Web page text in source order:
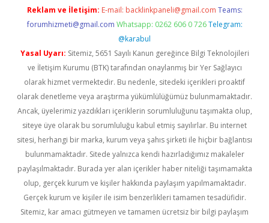
Reklam ve İletişim: E-mail: backlinkpaneli@gmail.com Teams:
forumhizmeti@gmail.com Whatsapp: 0262 606 0 726 Telegram:
@karabul
Yasal Uyarı: Sitemiz, 5651 Sayılı Kanun gereğince Bilgi Teknolojileri
ve İletişim Kurumu (BTK) tarafından onaylanmış bir Yer Sağlayıcı
olarak hizmet vermektedir. Bu nedenle, sitedeki içerikleri proaktif
olarak denetleme veya araştırma yükümlülüğümüz bulunmamaktadır.
Ancak, üyelerimiz yazdıkları içeriklerin sorumluluğunu taşımakta olup,
siteye üye olarak bu sorumluluğu kabul etmiş sayılırlar. Bu internet
sitesi, herhangi bir marka, kurum veya şahıs şirketi ile hiçbir bağlantısı
bulunmamaktadır. Sitede yalnızca kendi hazırladığımız makaleler
paylaşılmaktadır. Burada yer alan içerikler haber niteliği taşımamakta
olup, gerçek kurum ve kişiler hakkında paylaşım yapılmamaktadır.
Gerçek kurum ve kişiler ile isim benzerlikleri tamamen tesadüfidir.
Sitemiz, kar amacı gütmeyen ve tamamen ücretsiz bir bilgi paylaşım